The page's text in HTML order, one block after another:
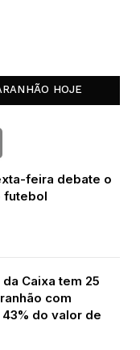
HOJE
feira debate o
futebol
Caixa tem 25
com
do valor de